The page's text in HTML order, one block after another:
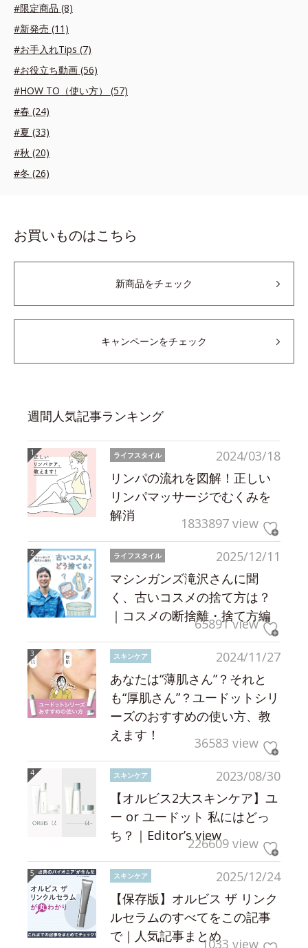
#限定商品 (8)
#新発売 (11)
#お手入れTips (7)
#お役立ち動画 (56)
#HOW TO（使い方） (57)
#春 (24)
#夏 (33)
#秋 (20)
#冬 (26)
お買いものはこちら
新商品をチェック
キャンペーンをチェック
週間人気記事ランキング
2024/03/18
ライフスタイル
リンパの流れを図解！正しい
リンパマッサージでむくみを
解消
1833897 view
2025/12/11
ライフスタイル
マシンガンズ滝沢さんに聞
く、古いコスメの捨て方は？
｜コスメの断捨離・捨て方編
65891 view
2024/11/27
スキンケア
あなたは“薄肌さん”？それと
も“厚肌さん”？ユードットシリ
ーズのおすすめの使い方、教
えます！
36583 view
2023/08/30
スキンケア
【オルビス2大スキンケア】ユ
ー or ユードット 私にはどっ
ち？｜Editor’s view226609 view
2025/12/24
スキンケア
【保存版】オルビス ザ リンク
ルセラムのすべてをこの記事
で｜人気記事まとめ1033 view